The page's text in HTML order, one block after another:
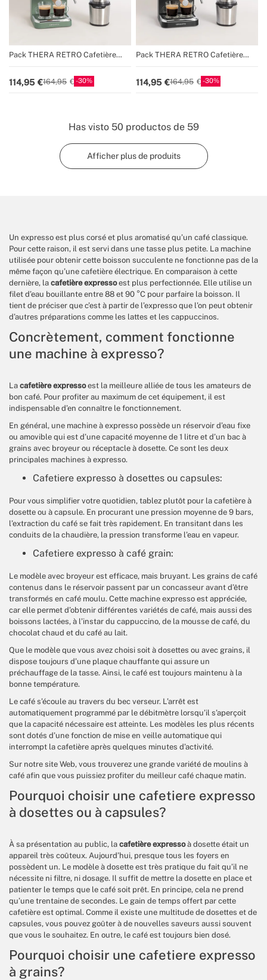
Pack THERA RETRO Cafetière
114,95 164,95 30
Pack THERA RETRO Cafetière
114,95 164,95 30
Has visto 50 productos de 59
Afficher plus de produits
Un expresso est plus corsé et plus aromatisé qu’un café classique.
Pour cette raison, il est servi dans une tasse plus petite. La machine
utilisée pour obtenir cette boisson succulente ne fonctionne pas de la
même façon qu’une cafetière électrique. En comparaison à cette
dernière, la cafetière expressoest plus perfectionnée. Elle utilise un
filet d’eau bouillante entre 88 et 90 °C pour parfaire la boisson. Il
tient de préciser que c’est à partir de l’expresso que l’on peut obtenir
d’autres préparations comme les lattes et les cappuccinos.
Concrètement, comment fonctionne
une machine à expresso?
La cafetière expressoest la meilleure alliée de tous les amateurs de
bon café. Pour profiter au maximum de cet équipement, il est
indispensable d’en connaître le fonctionnement.
En général, une machine à expresso possède un réservoir d’eau fixe
ou amovible qui est d’une capacité moyenne de 1 litre et d’un bac à
grains avec broyeur ou réceptacle à dosette. Ce sont les deux
principales machines à expresso.
Cafetiere expresso à dosettes ou capsules:
Pour vous simplifier votre quotidien, tablez plutôt pour la cafetière à
dosette ou à capsule. En procurant une pression moyenne de 9 bars,
l’extraction du café se fait très rapidement. En transitant dans les
conduits de la chaudière, la pression transforme l’eau en vapeur.
Cafetiere expresso à café grain:
Le modèle avec broyeur est efficace, mais bruyant. Les grains de café
contenus dans le réservoir passent par un concasseur avant d’être
transformés en café moulu. Cette machine expresso est appréciée,
car elle permet d’obtenir différentes variétés de café, mais aussi des
boissons lactées, à l’instar du cappuccino, de la mousse de café, du
chocolat chaud et du café au lait.
Que le modèle que vous avez choisi soit à dosettes ou avec grains, il
dispose toujours d’une plaque chauffante qui assure un
préchauffage de la tasse. Ainsi, le café est toujours maintenu à la
bonne température.
Le café s’écoule au travers du bec verseur. L’arrêt est
automatiquement programmé par le débitmètre lorsqu’il s’aperçoit
que la capacité nécessaire est atteinte. Les modèles les plus récents
sont dotés d’une fonction de mise en veille automatique qui
interrompt la cafetière après quelques minutes d’activité.
Sur notre site Web, vous trouverez une grande variété de moulins à
café afin que vous puissiez profiter du meilleur café chaque matin.
Pourquoi choisir une cafetiere expresso
à dosettes ou à capsules?
À sa présentation au public, la cafetière expressoà dosette était un
appareil très coûteux. Aujourd’hui, presque tous les foyers en
possèdent un. Le modèle à dosette est très pratique du fait qu’il ne
nécessite ni filtre, ni dosage. Il suffit de mettre la dosette en place et
patienter le temps que le café soit prêt. En principe, cela ne prend
qu’une trentaine de secondes. Le gain de temps offert par cette
cafetière est optimal. Comme il existe une multitude de dosettes et de
capsules, vous pouvez goûter à de nouvelles saveurs aussi souvent
que vous le souhaitez. En outre, le café est toujours bien dosé.
Pourquoi choisir une cafetiere expresso
à grains?